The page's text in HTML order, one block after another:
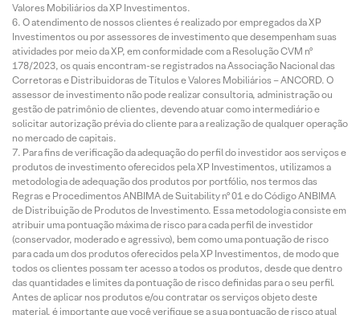
Valores Mobiliários da XP Investimentos.
O atendimento de nossos clientes é realizado por empregados da XP
Investimentos ou por assessores de investimento que desempenham suas
atividades por meio da XP, em conformidade com a Resolução CVM nº
178/2023, os quais encontram-se registrados na Associação Nacional das
Corretoras e Distribuidoras de Títulos e Valores Mobiliários – ANCORD. O
assessor de investimento não pode realizar consultoria, administração ou
gestão de patrimônio de clientes, devendo atuar como intermediário e
solicitar autorização prévia do cliente para a realização de qualquer operação
no mercado de capitais.
Para fins de verificação da adequação do perfil do investidor aos serviços e
produtos de investimento oferecidos pela XP Investimentos, utilizamos a
metodologia de adequação dos produtos por portfólio, nos termos das
Regras e Procedimentos ANBIMA de Suitability nº 01 e do Código ANBIMA
de Distribuição de Produtos de Investimento. Essa metodologia consiste em
atribuir uma pontuação máxima de risco para cada perfil de investidor
(conservador, moderado e agressivo), bem como uma pontuação de risco
para cada um dos produtos oferecidos pela XP Investimentos, de modo que
todos os clientes possam ter acesso a todos os produtos, desde que dentro
das quantidades e limites da pontuação de risco definidas para o seu perfil.
Antes de aplicar nos produtos e/ou contratar os serviços objeto deste
material, é importante que você verifique se a sua pontuação de risco atual